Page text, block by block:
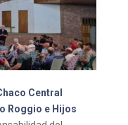
Central
Roggio e Hijos